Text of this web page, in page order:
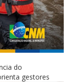
do
gestores